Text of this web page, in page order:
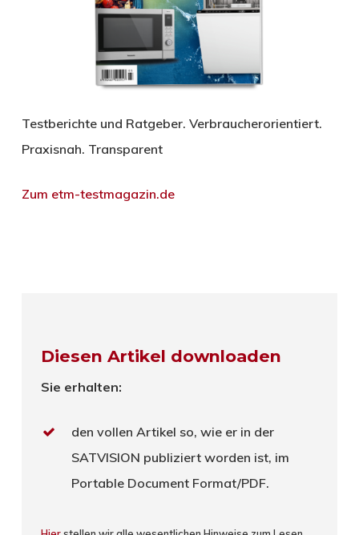
Testberichte und Ratgeber. Verbraucherorientiert.
Praxisnah. Transparent
Zum etm-testmagazin.de
Diesen Artikel downloaden
Sie erhalten:
den vollen Artikel so, wie er in der
SATVISION publiziert worden ist, im
Portable Document Format/PDF.